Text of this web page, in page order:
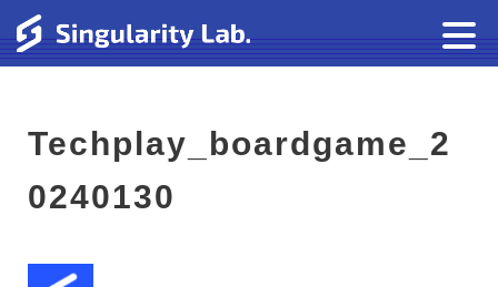
Techplay_boardgame_2
0240130